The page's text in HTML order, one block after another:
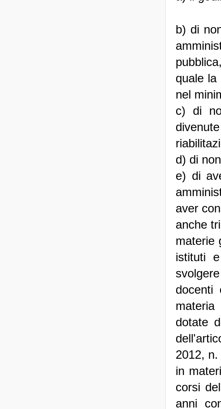
b) di
quale la
nel
c) di
d) di
e) di
aver
anche
materie
istituti
docenti
dotate
2012,
in
corsi
anni